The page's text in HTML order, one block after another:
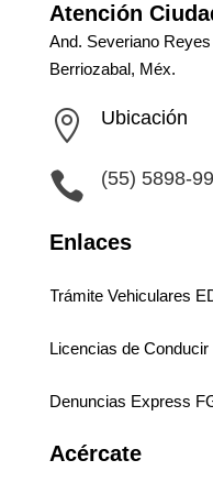
Atención
And. Severiano
Berriozabal, Méx.
 Ubicación
 (55) 5898-
Enlaces
Trámite Vehiculares
Licencias de Conducir
Denuncias Express
Acércate